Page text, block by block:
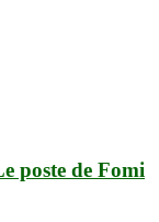
poste de Fomi